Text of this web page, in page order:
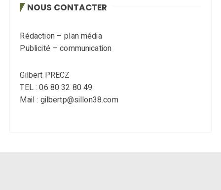
NOUS CONTACTER
Rédaction – plan média
Publicité – communication
Gilbert PRECZ
TEL : 06 80 32 80 49
Mail : gilbertp@sillon38.com